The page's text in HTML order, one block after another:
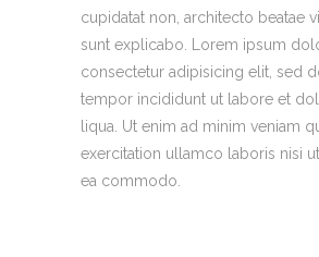
cupidatat non, architecto beatae
sunt explicabo. Lorem ipsum
consectetur adipisicing elit, sed
tempor incididunt ut labore et
liqua. Ut enim ad minim veniam
exercitation ullamco laboris nisi
ea commodo.